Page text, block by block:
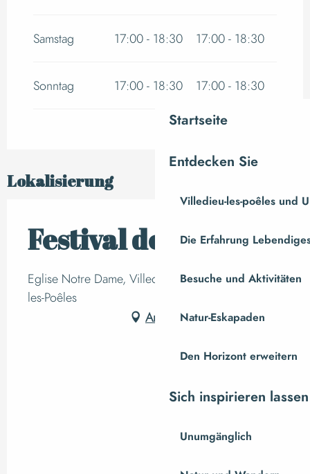
Startseite
Entdecken Sie
Villedieu-les-poêles und
Die Erfahrung
Besuche und Aktivitäten
Natur-Eskapaden
Den Horizont erweitern
Sich inspirieren lassen
Unumgänglich
Samstag 17:00 - 18:30 17:00 - 18:30
Sonntag 17:00 - 18:30 17:00 - 18:30
Lokalisierung
Festival de l’orgue
Eglise Notre Dame, Villedieu les Poêles, Villedieu-
les-Poêles
Anfahrt